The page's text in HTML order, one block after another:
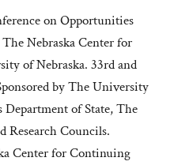
on Opportunities
Nebraska Center for
of Nebraska. 33rd and
by The University
Department of State, The
Research Councils.
Center for Continuing